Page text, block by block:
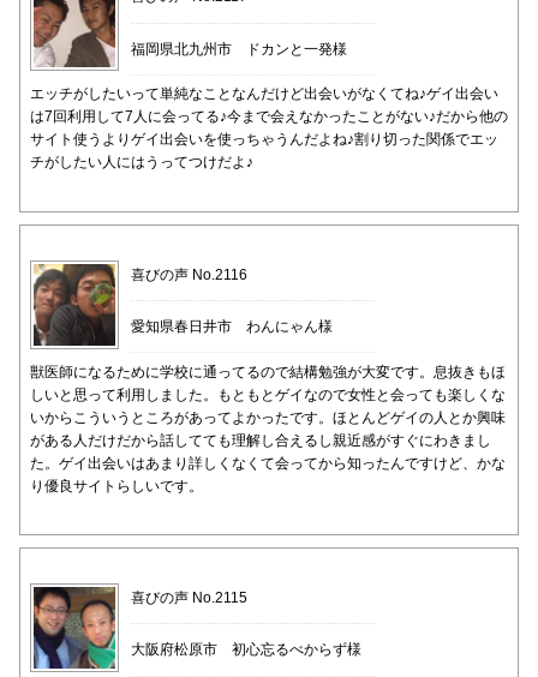
福岡県北九州市 ドカンと一発様
エッチがしたいって単純なことなんだけど出会いがなくてね♪ゲイ出会い
は7回利用して7人に会ってる♪今まで会えなかったことがない♪だから他の
サイト使うよりゲイ出会いを使っちゃうんだよね♪割り切った関係でエッ
チがしたい人にはうってつけだよ♪
喜びの声 No.2116
愛知県春日井市 わんにゃん様
獣医師になるために学校に通ってるので結構勉強が大変です。息抜きもほ
しいと思って利用しました。もともとゲイなので女性と会っても楽しくな
いからこういうところがあってよかったです。ほとんどゲイの人とか興味
がある人だけだから話してても理解し合えるし親近感がすぐにわきまし
た。ゲイ出会いはあまり詳しくなくて会ってから知ったんですけど、かな
り優良サイトらしいです。
喜びの声 No.2115
大阪府松原市 初心忘るべからず様